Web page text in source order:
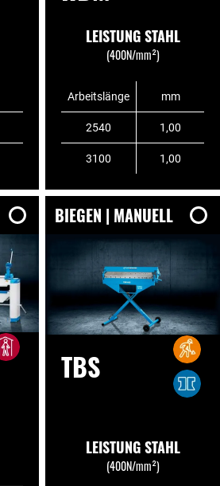
LEISTUNG STAHL
(400N/mm²)
Arbeitslänge mm
2540 1,00
3100 1,00
BIEGEN | MANUELL
TBS
LEISTUNG STAHL
(400N/mm²)